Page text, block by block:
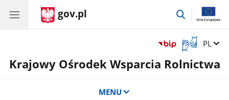
gov.pl
przejdź
Otwórz
okno
z
Zmień
PL
Krajowy Ośrodek Wsparcia Rolnictwa
MENU